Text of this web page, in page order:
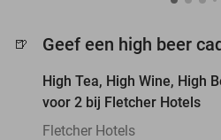
🍺 Geef een high beer
High Tea, High Wine, High
voor 2 bij Fletcher Hotels
Fletcher Hotels